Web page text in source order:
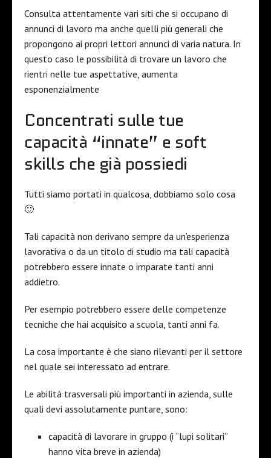
Consulta attentamente vari siti che si occupano di
annunci di lavoro ma anche quelli più generali che
propongono ai propri lettori annunci di varia natura. In
questo caso le possibilità di trovare un lavoro che
rientri nelle tue aspettative, aumenta
esponenzialmente
Concentrati sulle tue
capacità “innate” e soft
skills che già possiedi
Tutti siamo portati in qualcosa, dobbiamo solo cosa
🙂
Tali capacità non derivano sempre da un’esperienza
lavorativa o da un titolo di studio ma tali capacità
potrebbero essere innate o imparate tanti anni
addietro.
Per esempio potrebbero essere delle competenze
tecniche che hai acquisito a scuola, tanti anni fa.
La cosa importante è che siano rilevanti per il settore
nel quale sei interessato ad entrare.
Le abilità trasversali più importanti in azienda, sulle
quali devi assolutamente puntare, sono:
capacità di lavorare in gruppo (i “lupi solitari”
hanno vita breve in azienda)